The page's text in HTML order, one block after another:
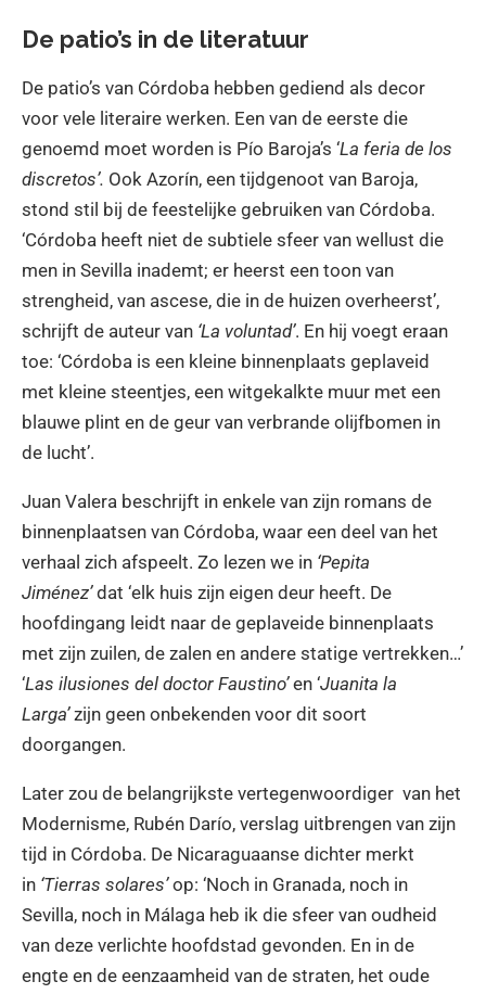
De patio’s in de literatuur
De patio’s van Córdoba hebben gediend als decor
voor vele literaire werken. Een van de eerste die
genoemd moet worden is Pío Baroja’s ‘La feria de los
discretos’. Ook Azorín, een tijdgenoot van Baroja,
stond stil bij de feestelijke gebruiken van Córdoba.
‘Córdoba heeft niet de subtiele sfeer van wellust die
men in Sevilla inademt; er heerst een toon van
strengheid, van ascese, die in de huizen overheerst’,
schrijft de auteur van ‘La voluntad’. En hij voegt eraan
toe: ‘Córdoba is een kleine binnenplaats geplaveid
met kleine steentjes, een witgekalkte muur met een
blauwe plint en de geur van verbrande olijfbomen in
de lucht’.
Juan Valera beschrijft in enkele van zijn romans de
binnenplaatsen van Córdoba, waar een deel van het
verhaal zich afspeelt. Zo lezen we in ‘Pepita
Jiménez’dat ‘elk huis zijn eigen deur heeft. De
hoofdingang leidt naar de geplaveide binnenplaats
met zijn zuilen, de zalen en andere statige vertrekken…’
‘Las ilusiones del doctor Faustino’en ‘Juanita la
Larga’zijn geen onbekenden voor dit soort
doorgangen.
Later zou de belangrijkste vertegenwoordiger van het
Modernisme, Rubén Darío, verslag uitbrengen van zijn
tijd in Córdoba. De Nicaraguaanse dichter merkt
in ‘Tierras solares’op: ‘Noch in Granada, noch in
Sevilla, noch in Málaga heb ik die sfeer van oudheid
van deze verlichte hoofdstad gevonden. En in de
engte en de eenzaamheid van de straten, het oude